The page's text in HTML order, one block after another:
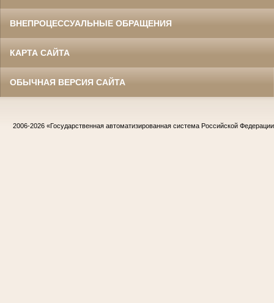
ВНЕПРОЦЕССУАЛЬНЫЕ ОБРАЩЕНИЯ
КАРТА САЙТА
ОБЫЧНАЯ ВЕРСИЯ САЙТА
2006-2026 «Государственная автоматизированная система Российской